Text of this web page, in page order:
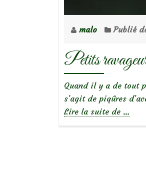
malo Publié
Petits
Quand il y a de tout
s’agit de piqûres
Lire la suite de …